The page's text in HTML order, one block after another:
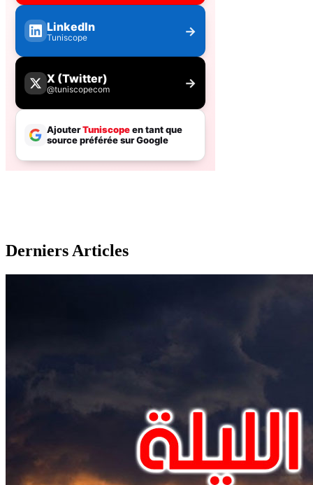
Derniers Articles